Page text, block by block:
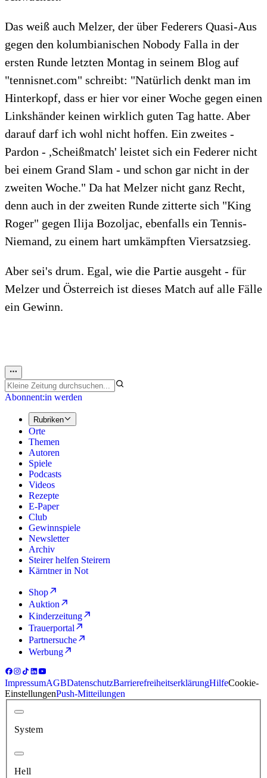
Das weiß auch Melzer, der über Federers Quasi-Aus
gegen den kolumbianischen Nobody Falla in der
ersten Runde letzten Montag in seinem Blog auf
"tennisnet.com" schreibt: "Natürlich denkt man im
Hinterkopf, dass er hier vor einer Woche gegen einen
Linkshänder keinen wirklich guten Tag hatte. Aber
darauf darf ich wohl nicht hoffen. Ein zweites -
Pardon - ,Scheißmatch' leistet sich ein Federer nicht
bei einem Grand Slam - und schon gar nicht in der
zweiten Woche." Da hat Melzer nicht ganz Recht,
denn auch in der zweiten Runde zitterte sich "King
Roger" gegen Ilija Bozoljac, ebenfalls ein Tennis-
Niemand, zu einem hart umkämpften Viersatzsieg.
Aber sei's drum. Egal, wie die Partie ausgeht - für
Melzer und Österreich ist dieses Match auf alle Fälle
ein Gewinn.
Abonnent:in werden
Rubriken
Orte
Themen
Autoren
Spiele
Podcasts
Videos
Rezepte
E-Paper
Club
Gewinnspiele
Newsletter
Archiv
Steirer helfen Steirern
Kärntner in Not
Shop
Auktion
Kinderzeitung
Trauerportal
Partnersuche
Werbung
ImpressumAGBDatenschutzBarrierefreiheitserklärungHilfeCookie-
EinstellungenPush-Mitteilungen
System
Hell